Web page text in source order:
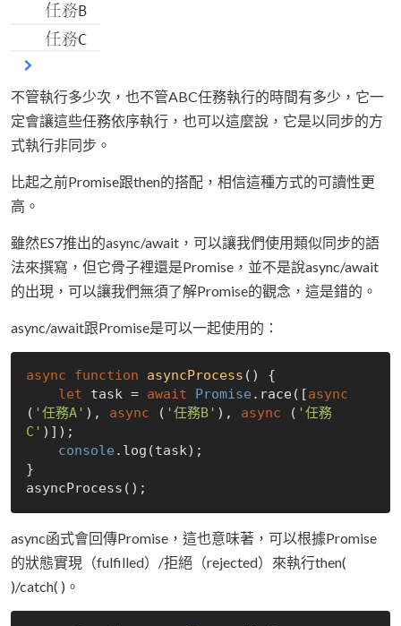
不管執行多少次，也不管ABC任務執行的時間有多少，它一
定會讓這些任務依序執行，也可以這麼說，它是以同步的方
式執行非同步。
比起之前Promise跟then的搭配，相信這種方式的可讀性更
高。
雖然ES7推出的async/await，可以讓我們使用類似同步的語
法來撰寫，但它骨子裡還是Promise，並不是說async/await
的出現，可以讓我們無須了解Promise的觀念，這是錯的。
async/await跟Promise是可以一起使用的：
async function asyncProcess ( ) {
let task = await Promise .race([async
( '任務A' ), async ( '任務B' ), async ( '任務
C' )]);
console .log(task);
}
async函式會回傳Promise，這也意味著，可以根據Promise
的狀態實現（fulfilled）/拒絕（rejected）來執行then(
)/catch( )。